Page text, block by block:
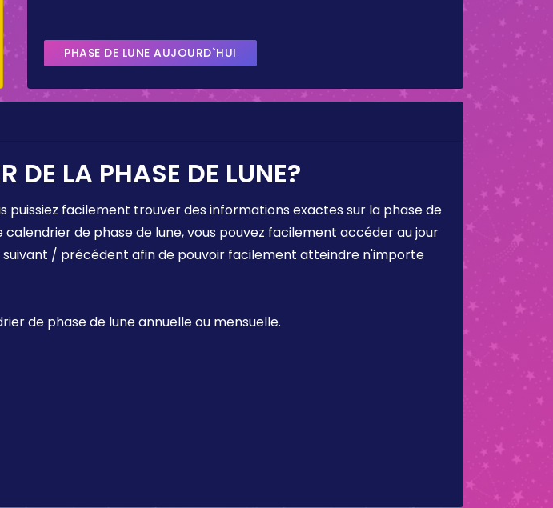
PHASE DE LUNE AUJOURD`HUI
DE LA PHASE DE LUNE?
facilement trouver des informations exactes sur la phase de
de phase de lune, vous pouvez facilement accéder au jour
/ précédent afin de pouvoir facilement atteindre n'importe
de phase de lune annuelle ou mensuelle.